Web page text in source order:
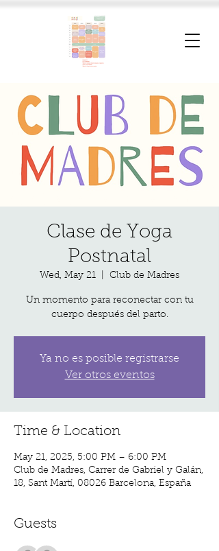
Clase de Yoga
Postnatal
Wed, May 21 Club de Madres
Un momento para reconectar con tu
cuerpo después del parto.
Ya no es posible registrarse
Ver otros eventos
Time & Location
May 21, 2025, 5:00 PM – 6:00 PM
Club de Madres, Carrer de Gabriel y Galán,
18, Sant Martí, 08026 Barcelona, España
Guests